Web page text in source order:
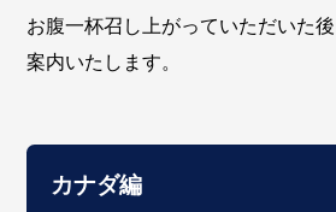
お腹一杯召し上がっていただいた
案内いたします。
カナダ編